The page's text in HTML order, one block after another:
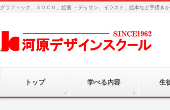
グラフィック、３ＤＣＧ、絵画 ・デッサン、イラスト、絵本など手描き
トップ 学べる内容 生